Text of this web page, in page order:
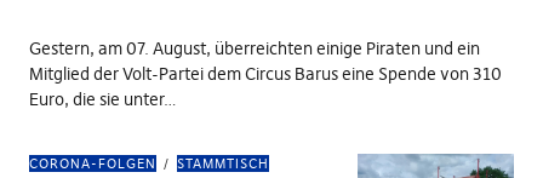
Gestern, am 07. August, überreichten einige Piraten und ein
Mitglied der Volt-Partei dem Circus Barus eine Spende von 310
Euro, die sie unter…
CORONA-FOLGEN STAMMTISCH